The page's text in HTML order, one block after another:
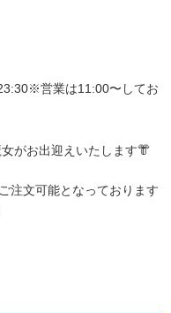
営業は11:00〜してお
がお出迎えいたします👘
注文可能となっております